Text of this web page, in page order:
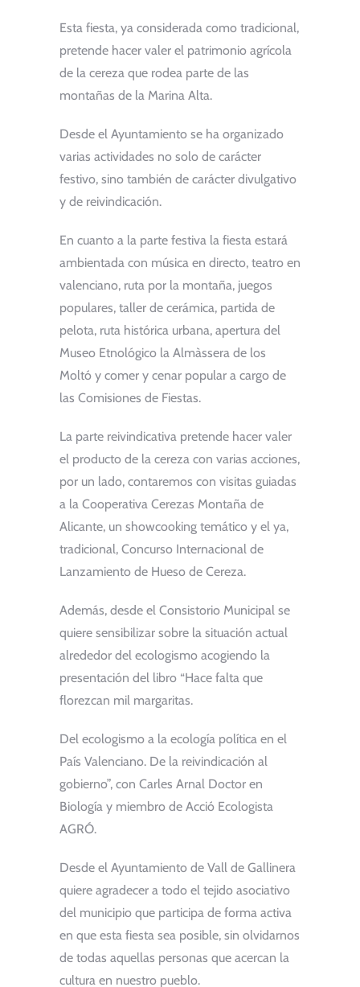
Esta fiesta, ya considerada como tradicional,
pretende hacer valer el patrimonio agrícola
de la cereza que rodea parte de las
montañas de la Marina Alta.
Desde el Ayuntamiento se ha organizado
varias actividades no solo de carácter
festivo, sino también de carácter divulgativo
y de reivindicación.
En cuanto a la parte festiva la fiesta estará
ambientada con música en directo, teatro en
valenciano, ruta por la montaña, juegos
populares, taller de cerámica, partida de
pelota, ruta histórica urbana, apertura del
Museo Etnológico la Almàssera de los
Moltó y comer y cenar popular a cargo de
las Comisiones de Fiestas.
La parte reivindicativa pretende hacer valer
el producto de la cereza con varias acciones,
por un lado, contaremos con visitas guiadas
a la Cooperativa Cerezas Montaña de
Alicante, un showcooking temático y el ya,
tradicional, Concurso Internacional de
Lanzamiento de Hueso de Cereza.
Además, desde el Consistorio Municipal se
quiere sensibilizar sobre la situación actual
alrededor del ecologismo acogiendo la
presentación del libro “Hace falta que
florezcan mil margaritas.
Del ecologismo a la ecología política en el
País Valenciano. De la reivindicación al
gobierno”, con Carles Arnal Doctor en
Biología y miembro de Acció Ecologista
AGRÓ.
Desde el Ayuntamiento de Vall de Gallinera
quiere agradecer a todo el tejido asociativo
del municipio que participa de forma activa
en que esta fiesta sea posible, sin olvidarnos
de todas aquellas personas que acercan la
cultura en nuestro pueblo.